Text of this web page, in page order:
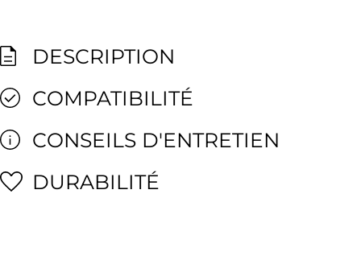
DESCRIPTION
COMPATIBILITÉ
CONSEILS D'ENTRETIEN
DURABILITÉ